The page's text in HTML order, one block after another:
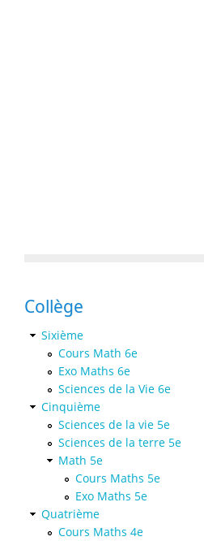
Collège
Sixième
Cours Math 6e
Exo Maths 6e
Sciences de la Vie 6e
Cinquième
Sciences de la vie 5e
Sciences de la terre 5e
Math 5e
Cours Maths 5e
Exo Maths 5e
Quatrième
Cours Maths 4e